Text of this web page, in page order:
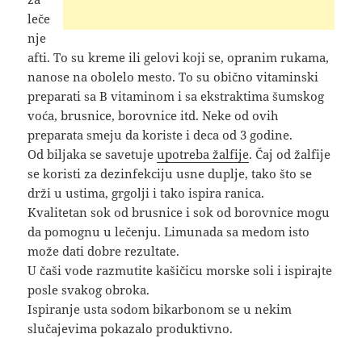
leče
nje
afti. To su kreme ili gelovi koji se, opranim rukama,
nanose na obolelo mesto. To su obično vitaminski
preparati sa B vitaminom i sa ekstraktima šumskog
voća, brusnice, borovnice itd. Neke od ovih
preparata smeju da koriste i deca od 3 godine.
Od biljaka se savetujeupotreba žalfije. Čaj od žalfije
se koristi za dezinfekciju usne duplje, tako što se
drži u ustima, grgolji i tako ispira ranica.
Kvalitetan sok od brusnice i sok od borovnice mogu
da pomognu u lečenju. Limunada sa medom isto
može dati dobre rezultate.
U čaši vode razmutite kašičicu morske soli i ispirajte
posle svakog obroka.
Ispiranje usta sodom bikarbonom se u nekim
slučajevima pokazalo produktivno.